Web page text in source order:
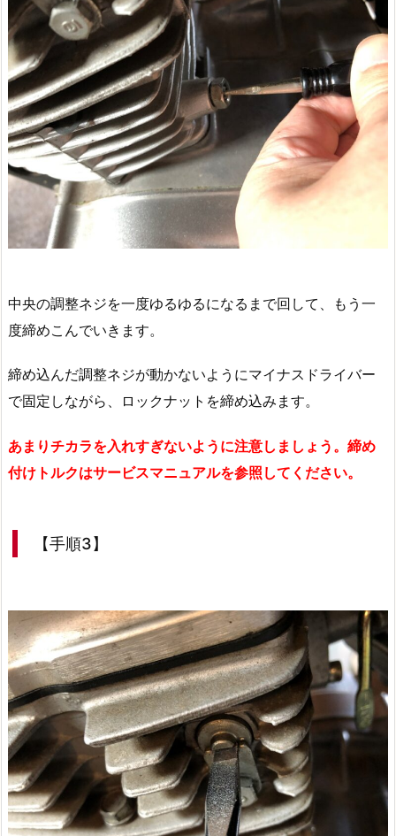
中央の調整ネジを一度ゆるゆるになるまで回して、もう一
度締めこんでいきます。
締め込んだ調整ネジが動かないようにマイナスドライバー
で固定しながら、ロックナットを締め込みます。
あまりチカラを入れすぎないように注意しましょう。締め
付けトルクはサービスマニュアルを参照してください。
【手順3】